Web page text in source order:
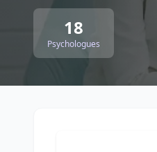
18
Psychologues